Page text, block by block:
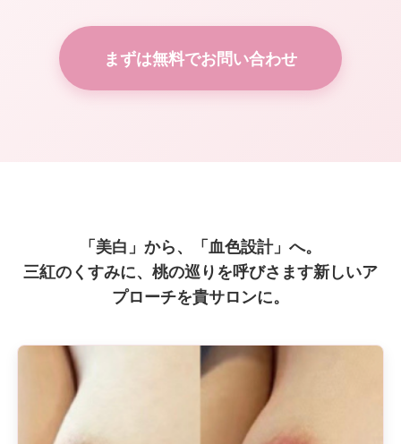
まずは無料でお問い合わせ
「美白」から、「血色設計」へ。
三紅のくすみに、桃の巡りを呼びさます新しいア
プローチを貴サロンに。